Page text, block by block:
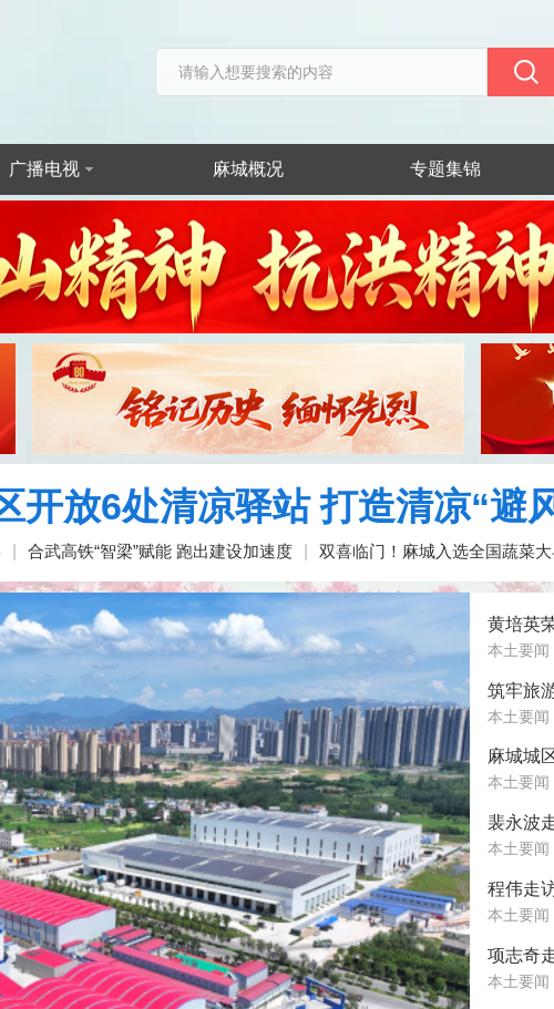
广播电视 麻城概况 专题集锦
开放6处清凉驿站 打造清凉“避
合武高铁“智梁”赋能 跑出建设加速度 双喜临门！麻城入选全国蔬菜
黄培英
本土要闻
筑牢旅
本土要闻
麻城城
本土要闻
裴永波
本土要闻
程伟走
本土要闻
项志奇
本土要闻